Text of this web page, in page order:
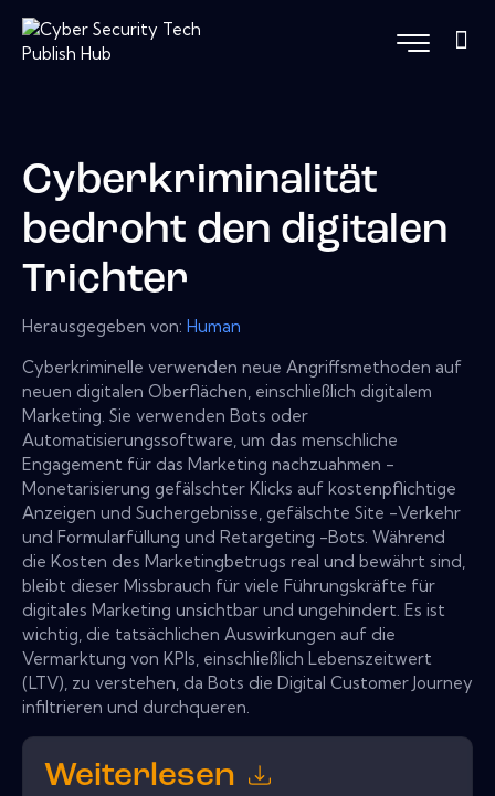
Cyberkriminalität
bedroht den digitalen
Trichter
Herausgegeben von: Human
Cyberkriminelle verwenden neue Angriffsmethoden auf
neuen digitalen Oberflächen, einschließlich digitalem
Marketing. Sie verwenden Bots oder
Automatisierungssoftware, um das menschliche
Engagement für das Marketing nachzuahmen -
Monetarisierung gefälschter Klicks auf kostenpflichtige
Anzeigen und Suchergebnisse, gefälschte Site -Verkehr
und Formularfüllung und Retargeting -Bots. Während
die Kosten des Marketingbetrugs real und bewährt sind,
bleibt dieser Missbrauch für viele Führungskräfte für
digitales Marketing unsichtbar und ungehindert. Es ist
wichtig, die tatsächlichen Auswirkungen auf die
Vermarktung von KPIs, einschließlich Lebenszeitwert
(LTV), zu verstehen, da Bots die Digital Customer Journey
infiltrieren und durchqueren.
Weiterlesen